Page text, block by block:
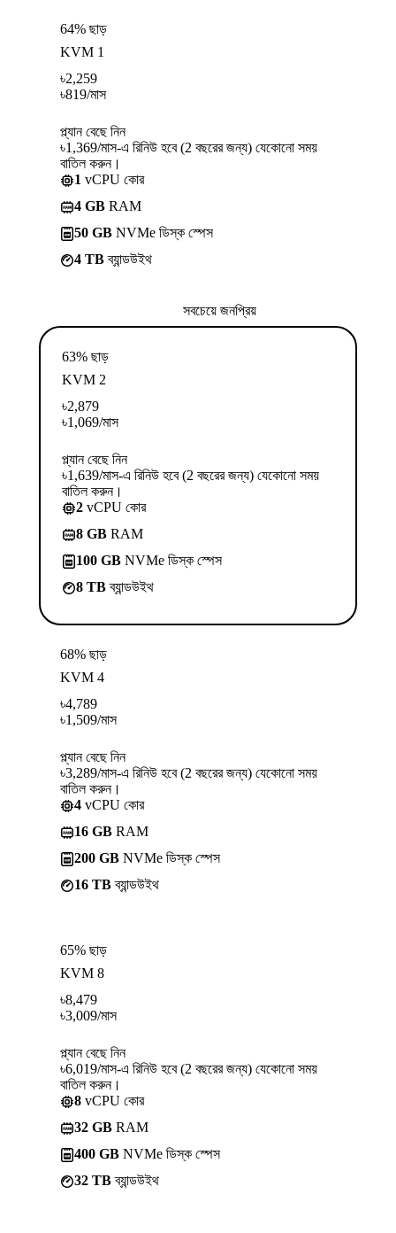
64% ছাড়
KVM 1
৳2,259
৳819/মাস
প্ল্যান বেছে নিন
৳1,369/মাস-এ রিনিউ হবে (2 বছরের জন্য) যেকোনো সময়
বাতিল করুন।
1 vCPU কোর
4 GB RAM
50 GB NVMe ডিস্ক স্পেস
4 TBব্যান্ডউইথ
সবচেয়ে জনপ্রিয়
63% ছাড়
KVM 2
৳2,879
৳1,069/মাস
প্ল্যান বেছে নিন
৳1,639/মাস-এ রিনিউ হবে (2 বছরের জন্য) যেকোনো সময়
বাতিল করুন।
2 vCPU কোর
8 GB RAM
100 GB NVMe ডিস্ক স্পেস
8 TBব্যান্ডউইথ
68% ছাড়
KVM 4
৳4,789
৳1,509/মাস
প্ল্যান বেছে নিন
৳3,289/মাস-এ রিনিউ হবে (2 বছরের জন্য) যেকোনো সময়
বাতিল করুন।
4 vCPU কোর
16 GB RAM
200 GB NVMe ডিস্ক স্পেস
16 TBব্যান্ডউইথ
65% ছাড়
KVM 8
৳8,479
৳3,009/মাস
প্ল্যান বেছে নিন
৳6,019/মাস-এ রিনিউ হবে (2 বছরের জন্য) যেকোনো সময়
বাতিল করুন।
8 vCPU কোর
32 GB RAM
400 GB NVMe ডিস্ক স্পেস
32 TBব্যান্ডউইথ